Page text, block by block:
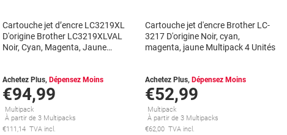
Cartouche jet d’encre LC3219XL
D'origine Brother LC3219XLVAL
Noir, Cyan, Magenta, Jaune
Achetez Plus, Dépensez Moins
€94,99
Multipack
À partir de 3 Multipacks
€111,14 TVA incl.
Cartouche jet d'encre Brother LC-
3217 D'origine Noir, cyan,
magenta, jaune Multipack 4 Unités
Achetez Plus, Dépensez Moins
€52,99
Multipack
À partir de 3 Multipacks
€62,00 TVA incl.